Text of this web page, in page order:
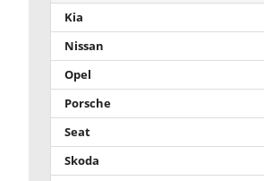
Kia
Nissan
Opel
Porsche
Seat
Skoda